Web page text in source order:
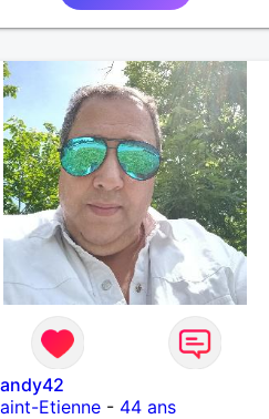
Etienne- 44 ans